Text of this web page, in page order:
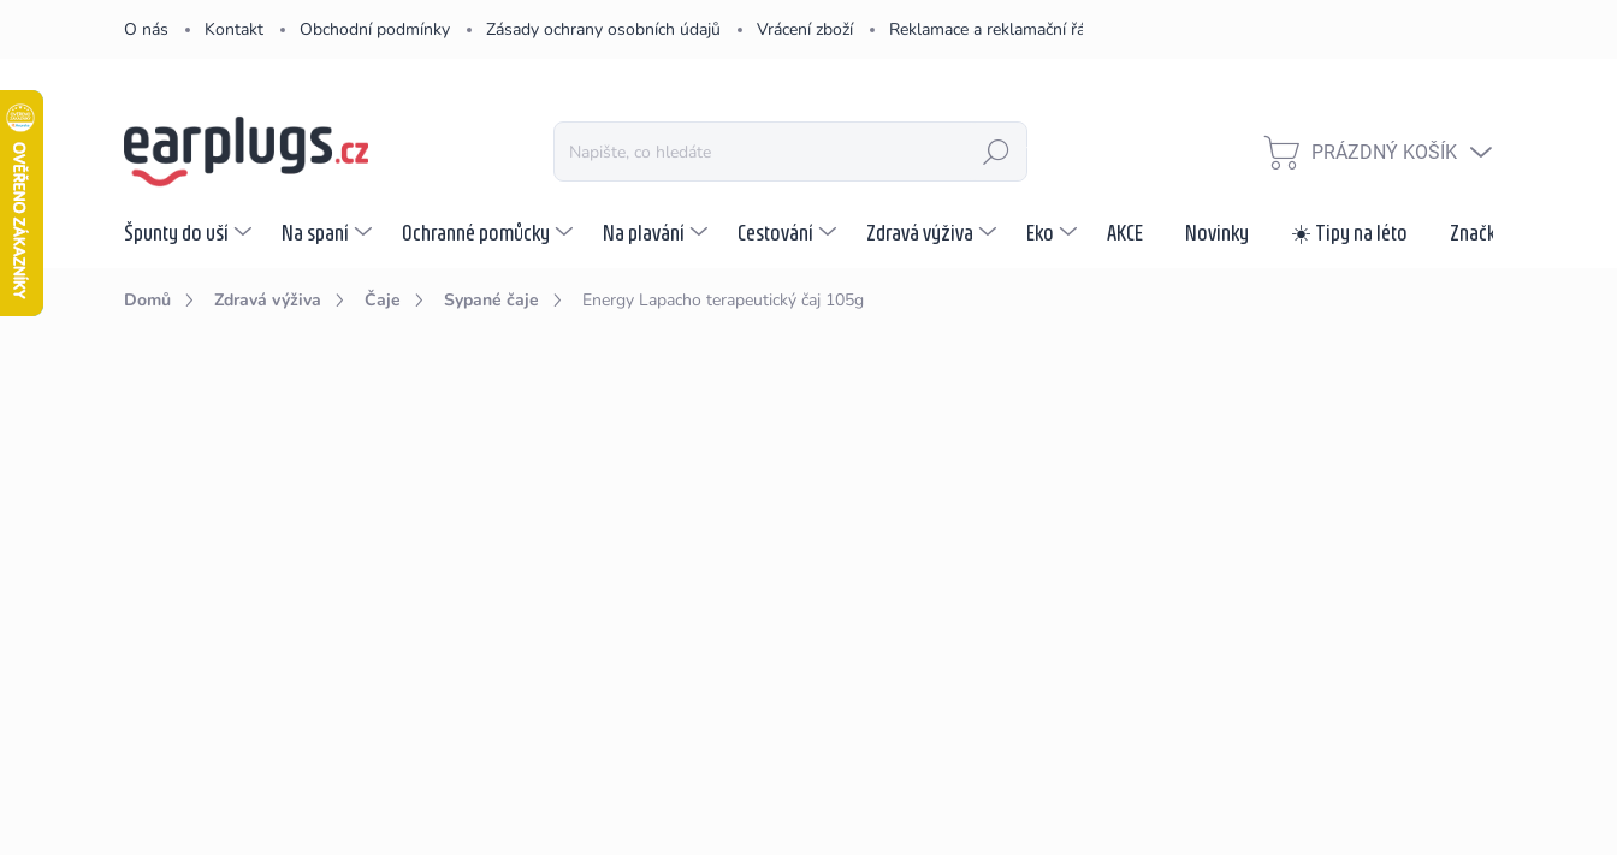
O nás Kontakt Obchodní podmínky Zásady ochrany osobních údajů Vrácení zboží Reklamace a reklamační řád
HLEDAT
NÁKUPNÍ
PRÁZDNÝ KOŠÍK
Špunty do uší Na spaní Ochranné pomůcky Na plavání Cestování Zdravá výživa Eko AKCE Novinky ☀️ Tipy na léto Značky
Domů Zdravá výživa Čaje Sypané čaje Energy Lapacho terapeutický čaj 105g